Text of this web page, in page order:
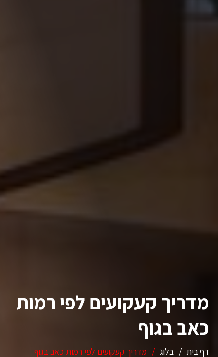
מדריך קעקועים לפי רמות
כאב בגוף
דף בית / בלוג / מדריך קעקועים לפי רמות כאב בגוף